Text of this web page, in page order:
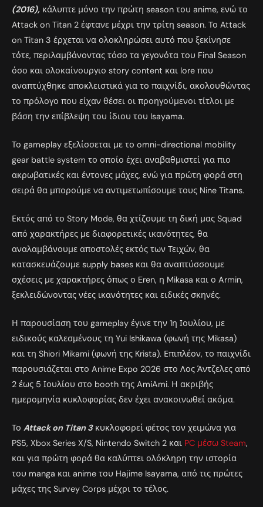
(2016), κάλυπτε μόνο την πρώτη season του anime, ενώ το
Attack on Titan 2 έφτανε μέχρι την τρίτη season. Το Attack
on Titan 3 έρχεται να ολοκληρώσει αυτό που ξεκίνησε
τότε, περιλαμβάνοντας τόσο τα γεγονότα του Final Season
όσο και ολοκαίνουργιο story content και lore που
αναπτύχθηκε αποκλειστικά για το παιχνίδι, ακολουθώντας
το πρόλογο που είχαν θέσει οι προηγούμενοι τίτλοι με
βάση την επίβλεψη του ίδιου του Isayama.
Το gameplay εξελίσσεται με το omni-directional mobility
gear battle system το οποίο έχει αναβαθμιστεί για πιο
ακρωβατικές και έντονες μάχες, ενώ για πρώτη φορά στη
σειρά θα μπορούμε να αντιμετωπίσουμε τους Nine Titans.
Εκτός από το Story Mode, θα χτίζουμε τη δική μας Squad
από χαρακτήρες με διαφορετικές ικανότητες, θα
αναλαμβάνουμε αποστολές εκτός των Τειχών, θα
κατασκευάζουμε supply bases και θα αναπτύσσουμε
σχέσεις με χαρακτήρες όπως ο Eren, η Mikasa και ο Armin,
ξεκλειδώνοντας νέες ικανότητες και ειδικές σκηνές.
Η παρουσίαση του gameplay έγινε την 1η Ιουλίου, με
ειδικούς καλεσμένους τη Yui Ishikawa (φωνή της Mikasa)
και τη Shiori Mikami (φωνή της Krista). Επιπλέον, το παιχνίδι
παρουσιάζεται στο Anime Expo 2026 στο Λος Άντζελες από
2 έως 5 Ιουλίου στο booth της AmiAmi. Η ακριβής
ημερομηνία κυκλοφορίας δεν έχει ανακοινωθεί ακόμα.
Το Attack on Titan 3κυκλοφορεί φέτος τον χειμώνα για
PS5, Xbox Series X/S, Nintendo Switch 2 και PC μέσω Steam,
και για πρώτη φορά θα καλύπτει ολόκληρη την ιστορία
του manga και anime του Hajime Isayama, από τις πρώτες
μάχες της Survey Corps μέχρι το τέλος.